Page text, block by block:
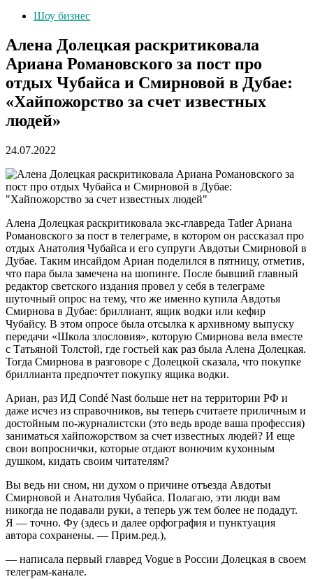
Шоу бизнес
Алена Долецкая раскритиковала
Ариана Романовского за пост про
отдых Чубайса и Смирновой в Дубае:
«Хайпожорство за счет известных
людей»
24.07.2022
Алена Долецкая раскритиковала экс-главреда Tatler Ариана
Романовского за пост в телеграме, в котором он рассказал про
отдых Анатолия Чубайса и его супруги Авдотьи Смирновой в
Дубае. Таким инсайдом Ариан поделился в пятницу, отметив,
что пара была замечена на шопинге. После бывший главный
редактор светского издания провел у себя в телеграме
шуточный опрос на тему, что же именно купила Авдотья
Смирнова в Дубае: бриллиант, ящик водки или кефир
Чубайсу. В этом опросе была отсылка к архивному выпуску
передачи «Школа злословия», которую Смирнова вела вместе
с Татьяной Толстой, где гостьей как раз была Алена Долецкая.
Тогда Смирнова в разговоре с Долецкой сказала, что покупке
бриллианта предпочтет покупку ящика водки.
Ариан, раз ИД Condé Nast больше нет на территории РФ и
даже исчез из справочников, вы теперь считаете приличным и
достойным по-журналистски (это ведь вроде ваша профессия)
заниматься хайпожорством за счет известных людей? И еще
свои вопроснички, которые отдают вонючим кухонным
душком, кидать своим читателям?
Вы ведь ни сном, ни духом о причине отъезда Авдотьи
Смирновой и Анатолия Чубайса. Полагаю, эти люди вам
никогда не подавали руки, а теперь уж тем более не подадут.
Я — точно. Фу (здесь и далее орфография и пунктуация
автора сохранены. — Прим.ред.),
— написала первый главред Vogue в России Долецкая в своем
телеграм-канале.